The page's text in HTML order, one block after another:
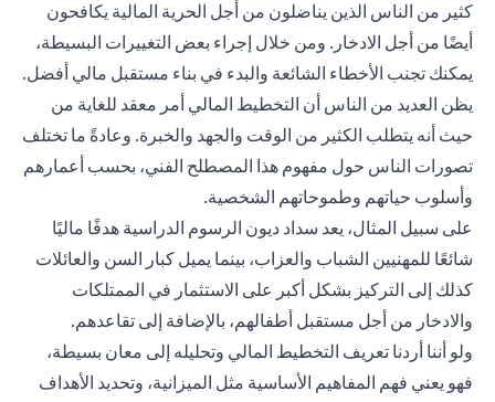
كثير من الناس الذين يناضلون من أجل الحرية المالية يكافحون
أيضًا من أجل الادخار. ومن خلال إجراء بعض التغييرات البسيطة،
يمكنك تجنب الأخطاء الشائعة والبدء في بناء مستقبل مالي أفضل.
يظن العديد من الناس أن التخطيط المالي أمر معقد للغاية من
حيث أنه يتطلب الكثير من الوقت والجهد والخبرة. وعادةً ما تختلف
تصورات الناس حول مفهوم هذا المصطلح الفني، بحسب أعمارهم
وأسلوب حياتهم وطموحاتهم الشخصية.
على سبيل المثال، يعد سداد ديون الرسوم الدراسية هدفًا ماليًا
شائعًا للمهنيين الشباب والعزاب، بينما يميل كبار السن والعائلات
كذلك إلى التركيز بشكل أكبر على الاستثمار في الممتلكات
والادخار من أجل مستقبل أطفالهم، بالإضافة إلى تقاعدهم.
ولو أننا أردنا تعريف التخطيط المالي وتحليله إلى معان بسيطة،
فهو يعني فهم المفاهيم الأساسية مثل الميزانية، وتحديد الأهداف